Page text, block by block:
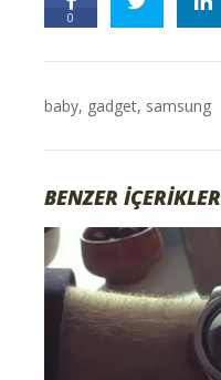
0
baby, gadget, samsung
BENZER İÇERİKLER